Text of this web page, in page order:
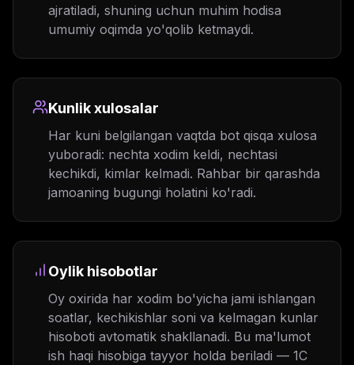
ajratiladi, shuning uchun muhim hodisa
umumiy oqimda yo'qolib ketmaydi.
Kunlik xulosalar
Har kuni belgilangan vaqtda bot qisqa xulosa
yuboradi: nechta xodim keldi, nechtasi
kechikdi, kimlar kelmadi. Rahbar bir qarashda
jamoaning bugungi holatini ko'radi.
Oylik hisobotlar
Oy oxirida har xodim bo'yicha jami ishlangan
soatlar, kechikishlar soni va kelmagan kunlar
hisoboti avtomatik shakllanadi. Bu ma'lumot
ish haqi hisobiga tayyor holda beriladi — 1C